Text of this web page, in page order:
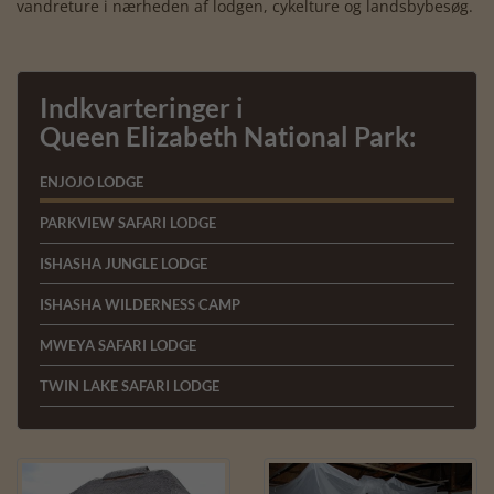
vandreture i nærheden af lodgen, cykelture og landsbybesøg.
Indkvarteringer i
Queen Elizabeth National Park:
ENJOJO LODGE
PARKVIEW SAFARI LODGE
ISHASHA JUNGLE LODGE
ISHASHA WILDERNESS CAMP
MWEYA SAFARI LODGE
TWIN LAKE SAFARI LODGE